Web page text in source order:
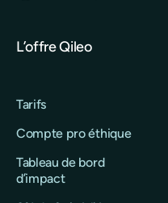
L’offre Qileo
Tarifs
Compte pro éthique
Tableau de bord
d’impact